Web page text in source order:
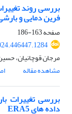
بررسی روند
فرین دمایی و بارشی (1992-
صفحه163-186
مرجان قوچانیان،
مشاهده مقاله
بررسی تغییرات
داده های ERA5